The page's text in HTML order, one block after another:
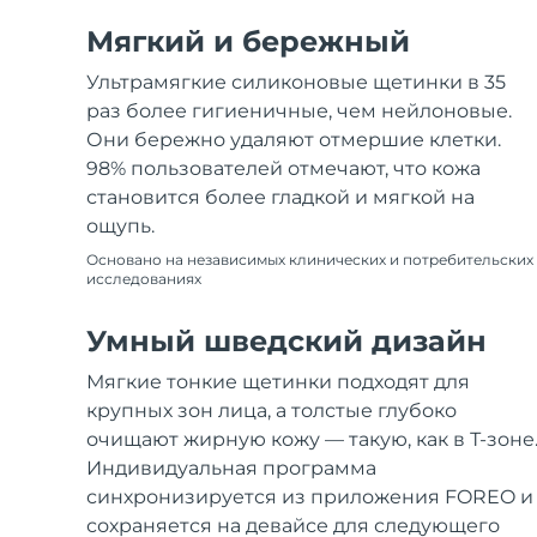
Мягкий и бережный
Ультрамягкие силиконовые щетинки в 35
раз более гигиеничные, чем нейлоновые.
Они бережно удаляют отмершие клетки.
98% пользователей отмечают, что кожа
становится более гладкой и мягкой на
ощупь.
Основано на независимых клинических и потребительских
исследованиях
Умный шведский дизайн
Мягкие тонкие щетинки подходят для
крупных зон лица, а толстые глубоко
очищают жирную кожу — такую, как в Т-зоне.
Индивидуальная программа
синхронизируется из приложения FOREO и
сохраняется на девайсе для следующего